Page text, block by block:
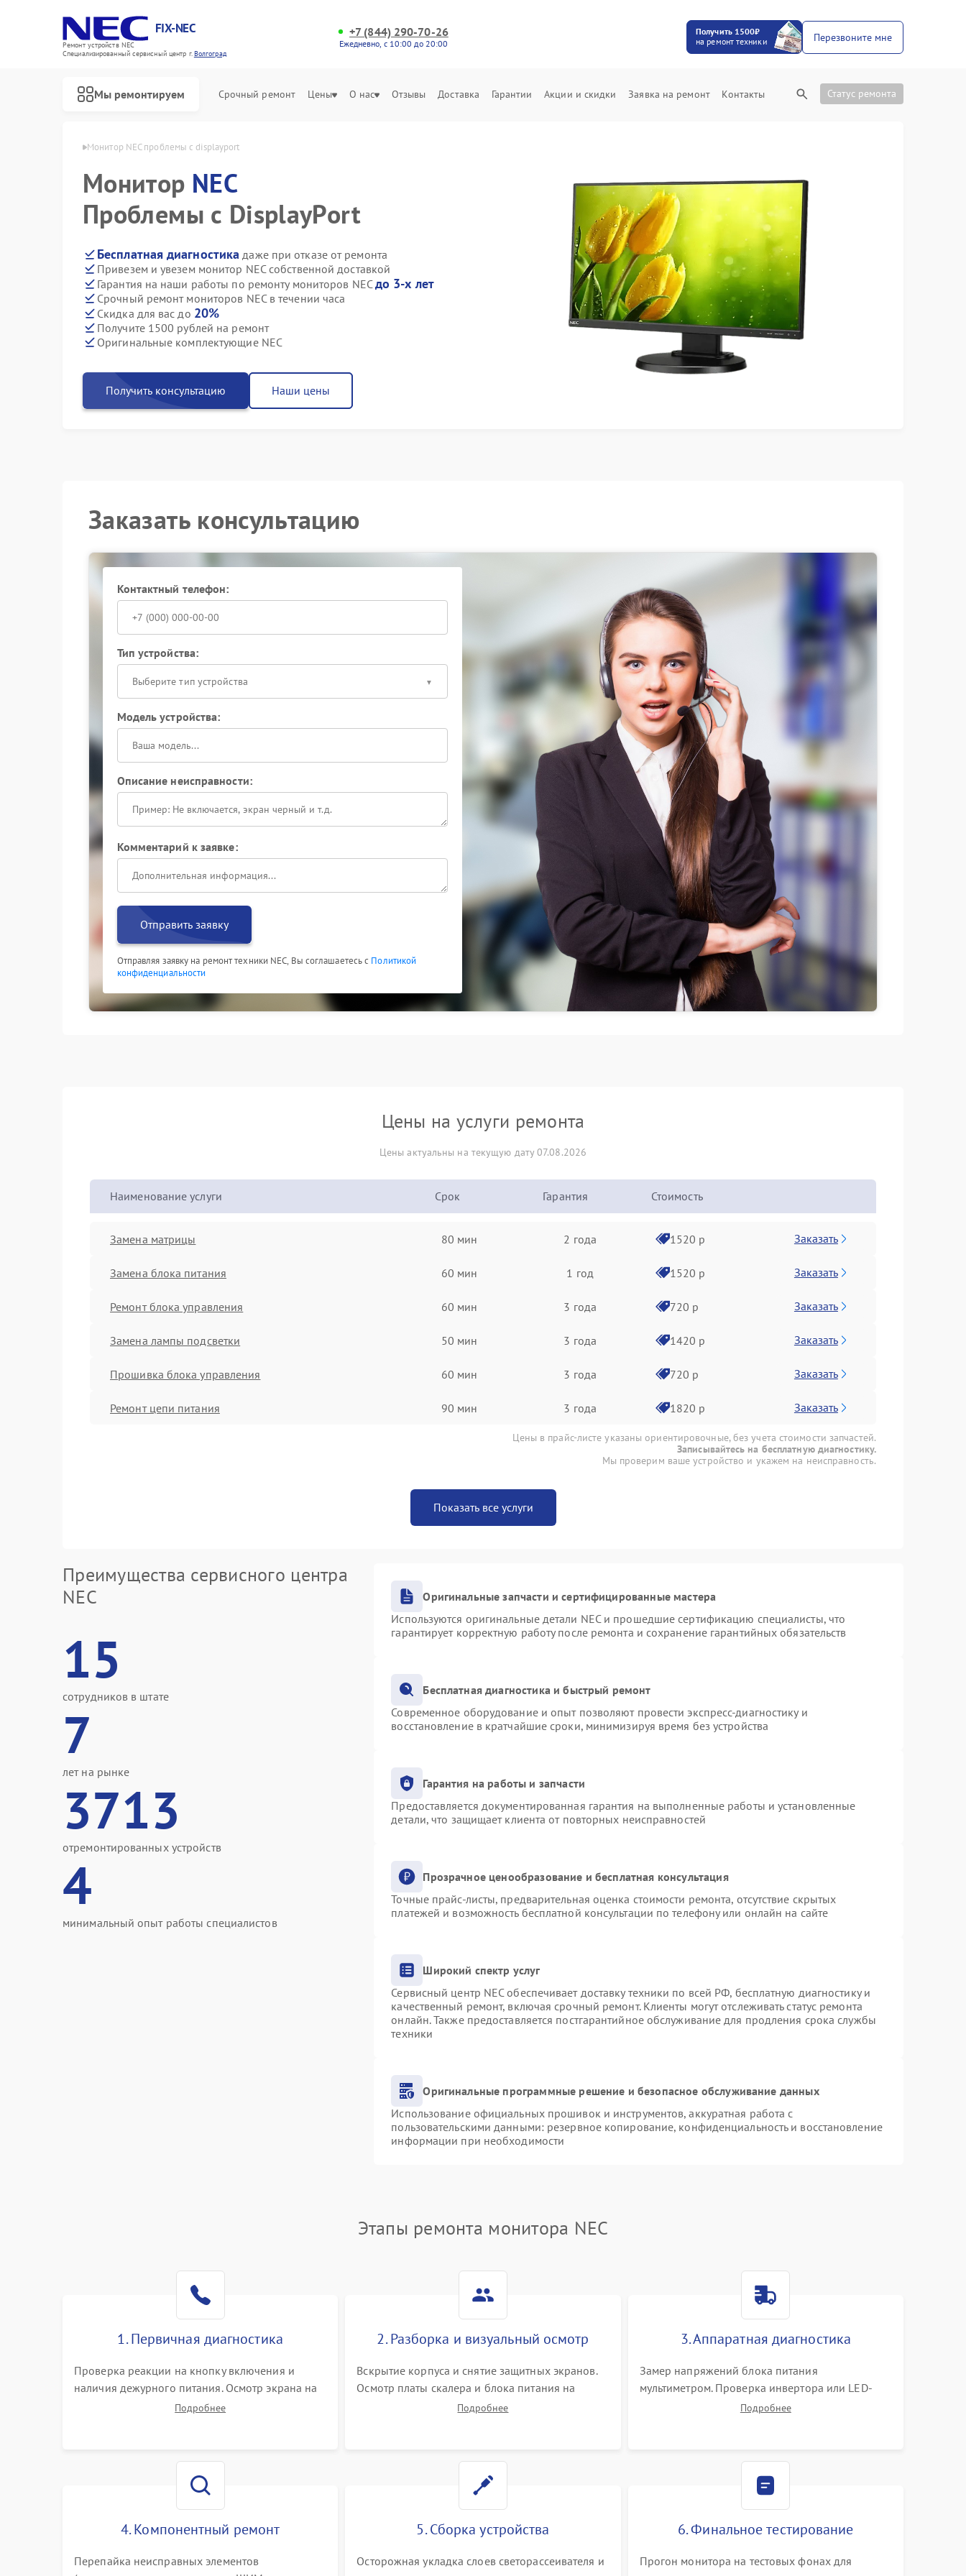
FIX-NEC
Ремонт устройств NEC
Специализированный cервисный центр г.Волгоград
+7 (844) 290-70-26
Ежедневно, с 10:00 до 20:00
Получить 1500₽
на ремонт техники
Перезвоните мне
Мы ремонтируем Срочный ремонт Цены О нас Отзывы Доставка Гарантии Акции и скидки Заявка на ремонт Контакты Статус ремонта
NEC в Волгограде Монитор NEC проблемы с displayport
Монитор NEC
Проблемы с DisplayPort
Бесплатная диагностика даже при отказе от ремонта
Привезем и увезем монитор NEC собственной доставкой
Гарантия на наши работы по ремонту мониторов NECдо 3-х лет
Срочный ремонт мониторов NEC в течении часа
Скидка для вас до 20%
Получите 1500 рублей на ремонт
Оригинальные комплектующие NEC
Получить консультацию Наши цены
Заказать консультацию
Контактный телефон:
Тип устройства:
Выберите тип устройства
Модель устройства:
Описание неисправности:
Комментарий к заявке:
Отправить заявку
Отправляя заявку на ремонт техники NEC, Вы соглашаетесь с Политикой
конфиденциальности
Цены на услуги ремонта
Цены актуальны на текущую дату 07.08.2026
Наименование услуги Срок Гарантия Стоимость
Замена матрицы 80 мин 2 года 1520 р Заказать
Замена блока питания 60 мин 1 год 1520 р Заказать
Ремонт блока управления 60 мин 3 года 720 р Заказать
Замена лампы подсветки 50 мин 3 года 1420 р Заказать
Прошивка блока управления 60 мин 3 года 720 р Заказать
Ремонт цепи питания 90 мин 3 года 1820 р Заказать
Цены в прайс-листе указаны ориентировочные, без учета стоимости запчастей.
Записывайтесь на бесплатную диагностику.
Мы проверим ваше устройство и укажем на неисправность.
Показать все услуги
Преимущества сервисного центра
NEC
15
сотрудников в штате
7
лет на рынке
3713
отремонтированных устройств
4
минимальный опыт работы специалистов
Оригинальные запчасти и сертифицированные мастера
Используются оригинальные детали NEC и прошедшие сертификацию специалисты, что
гарантирует корректную работу после ремонта и сохранение гарантийных обязательств
Бесплатная диагностика и быстрый ремонт
Современное оборудование и опыт позволяют провести экспресс-диагностику и
восстановление в кратчайшие сроки, минимизируя время без устройства
Гарантия на работы и запчасти
Предоставляется документированная гарантия на выполненные работы и установленные
детали, что защищает клиента от повторных неисправностей
Прозрачное ценообразование и бесплатная консультация
Точные прайс-листы, предварительная оценка стоимости ремонта, отсутствие скрытых
платежей и возможность бесплатной консультации по телефону или онлайн на сайте
Широкий спектр услуг
Сервисный центр NEC обеспечивает доставку техники по всей РФ, бесплатную диагностику и
качественный ремонт, включая срочный ремонт. Клиенты могут отслеживать статус ремонта
онлайн. Также предоставляется постгарантийное обслуживание для продления срока службы
техники
Оригинальные программные решение и безопасное обслуживание данных
Использование официальных прошивок и инструментов, аккуратная работа с
пользовательскими данными: резервное копирование, конфиденциальность и восстановление
информации при необходимости
Этапы ремонта монитора NEC
1. Первичная диагностика
Проверка реакции на кнопку включения и
наличия дежурного питания. Осмотр экрана на
механические повреждения. Подключение к ПК
Подробнее
2. Разборка и визуальный осмотр
Вскрытие корпуса и снятие защитных экранов.
Осмотр платы скалера и блока питания на
наличие вздутых конденсаторов, прогаров,
Подробнее
3. Аппаратная диагностика
Замер напряжений блока питания
мультиметром. Проверка инвертора или LED-
драйвера подсветки. Диагностика цепей
Подробнее
4. Компонентный ремонт
Перепайка неисправных элементов
5. Сборка устройства
Осторожная укладка слоев светорассеивателя и
6. Финальное тестирование
Прогон монитора на тестовых фонах для